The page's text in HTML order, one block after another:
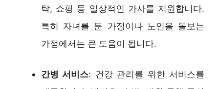
탁, 쇼핑 등 일상적인 가사를 지원합니다.
특히 자녀를 둔 가정이나 노인을 돌보는
가정에서는 큰 도움이 됩니다.
간병 서비스: 건강 관리를 위한 서비스를